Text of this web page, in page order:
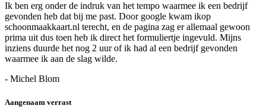
Ik ben erg onder de indruk van het tempo waarmee ik een bedrijf
gevonden heb dat bij me past. Door google kwam ikop
schoonmaakkaart.nl terecht, en de pagina zag er allemaal gewoon
prima uit dus toen heb ik direct het formuliertje ingevuld. Mijns
inziens duurde het nog 2 uur of ik had al een bedrijf gevonden
waarmee ik aan de slag wilde.
- Michel Blom
Aangenaam verrast